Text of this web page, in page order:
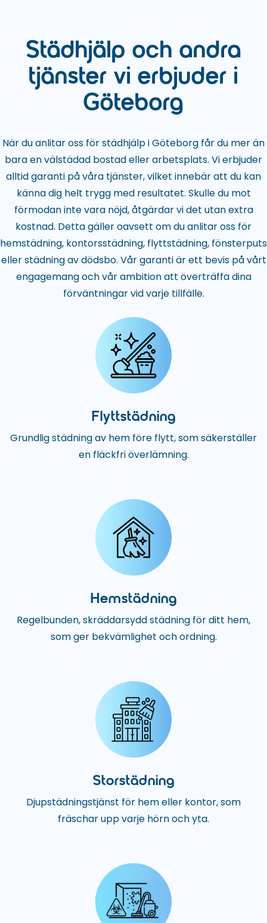
Städhjälp och andra
tjänster vi erbjuder i
Göteborg
När du anlitar oss för städhjälp i Göteborg får du mer än
bara en välstädad bostad eller arbetsplats. Vi erbjuder
alltid garanti på våra tjänster, vilket innebär att du kan
känna dig helt trygg med resultatet. Skulle du mot
förmodan inte vara nöjd, åtgärdar vi det utan extra
kostnad. Detta gäller oavsett om du anlitar oss för
hemstädning, kontorsstädning, flyttstädning, fönsterputs
eller städning av dödsbo. Vår garanti är ett bevis på vårt
engagemang och vår ambition att överträffa dina
förväntningar vid varje tillfälle.
Flyttstädning
Grundlig städning av hem före flytt, som säkerställer
en fläckfri överlämning.
Hemstädning
Regelbunden, skräddarsydd städning för ditt hem,
som ger bekvämlighet och ordning.
Storstädning
Djupstädningstjänst för hem eller kontor, som
fräschar upp varje hörn och yta.